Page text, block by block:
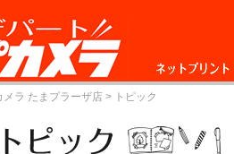
ネットプリント
メラ たまプラーザ店 > トピック